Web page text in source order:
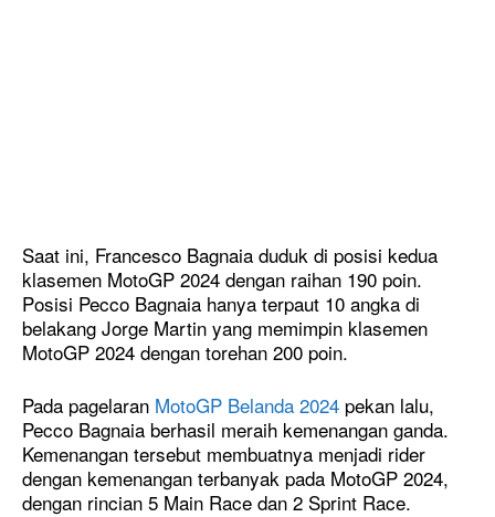
Saat ini, Francesco Bagnaia duduk di posisi kedua
klasemen MotoGP 2024 dengan raihan 190 poin.
Posisi Pecco Bagnaia hanya terpaut 10 angka di
belakang Jorge Martin yang memimpin klasemen
MotoGP 2024 dengan torehan 200 poin.
Pada pagelaran MotoGP Belanda 2024 pekan lalu,
Pecco Bagnaia berhasil meraih kemenangan ganda.
Kemenangan tersebut membuatnya menjadi rider
dengan kemenangan terbanyak pada MotoGP 2024,
dengan rincian 5 Main Race dan 2 Sprint Race.